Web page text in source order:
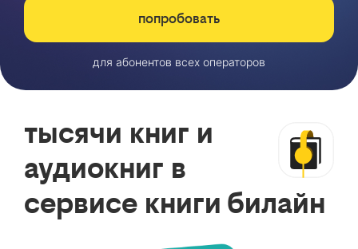
попробовать
для абонентов всех операторов
тысячи книг и
аудиокниг в
сервисе книги билайн